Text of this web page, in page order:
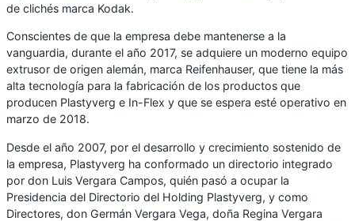
de clichés marca Kodak.
Conscientes de que la empresa debe mantenerse a la
vanguardia, durante el año 2017, se adquiere un moderno equipo
extrusor de origen alemán, marca Reifenhauser, que tiene la más
alta tecnología para la fabricación de los productos que
producen Plastyverg e In-Flex y que se espera esté operativo en
marzo de 2018.
Desde el año 2007, por el desarrollo y crecimiento sostenido de
la empresa, Plastyverg ha conformado un directorio integrado
por don Luis Vergara Campos, quién pasó a ocupar la
Presidencia del Directorio del Holding Plastyverg, y como
Directores, don Germán Vergara Vega, doña Regina Vergara